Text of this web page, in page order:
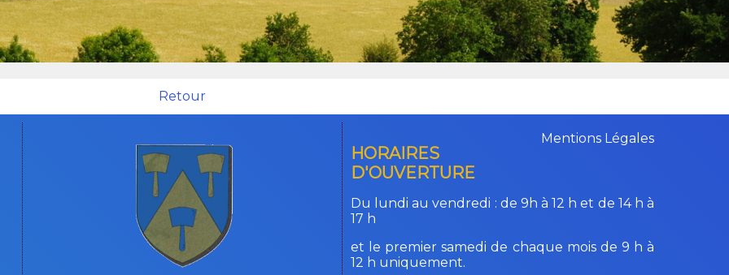
Retour
Mentions Légales
HORAIRES
D'OUVERTURE
Du lundi au vendredi : de 9h à 12 h et de 14 h à
17 h
et le premier samedi de chaque mois de 9 h à
12 h uniquement.